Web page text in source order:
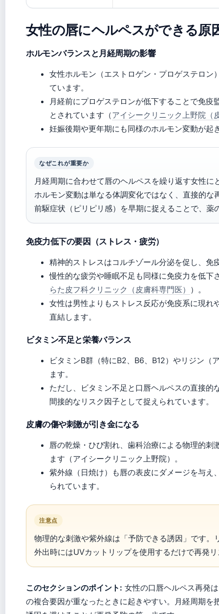
女性の唇にヘルペスができる原
ホルモンバランスと月経周期の影響
女性ホルモン（エストロゲン・プロゲステロ
ています。
月経前にプロゲステロンが低下することで免
とされています（アイシークリニック上野院（
妊娠後期や更年期にも同様のホルモン変動が起
なぜこれが重要か
月経周期に合わせて唇のヘルペスを繰り返す女性に
ホルモン変動は単なる体調変化ではなく、直接的
前駆症状（ピリピリ感）を早期に捉えることで、薬
免疫力低下の要因（ストレス・疲労）
精神的ストレスはコルチゾール分泌を促し、免
慢性的な疲労や睡眠不足も同様に免疫力を低
らた皮フ科クリニック（皮膚科専門医） ）。
女性は男性よりもストレス反応が免疫系に現
直結します。
ビタミン不足と栄養バランス
ビタミンB群（特にB2、B6、B12）やリジン（
ます。
ただし、ビタミン不足と口唇ヘルペスの直接
間接的なリスク因子として捉えられています。
皮膚の傷や刺激が引き金になる
唇の乾燥・ひび割れ、歯科治療による物理的
ます（アイシークリニック上野院）。
紫外線（日焼け）も唇の表皮にダメージを与
られています。
注意点
物理的な刺激や紫外線は「予防できる誘因」です。
外出時にはUVカットリップを使用するだけで再発
このセクションのポイント: 女性の口唇ヘルペス再発
の複合要因が重なったときに起きやすい。月経周期を